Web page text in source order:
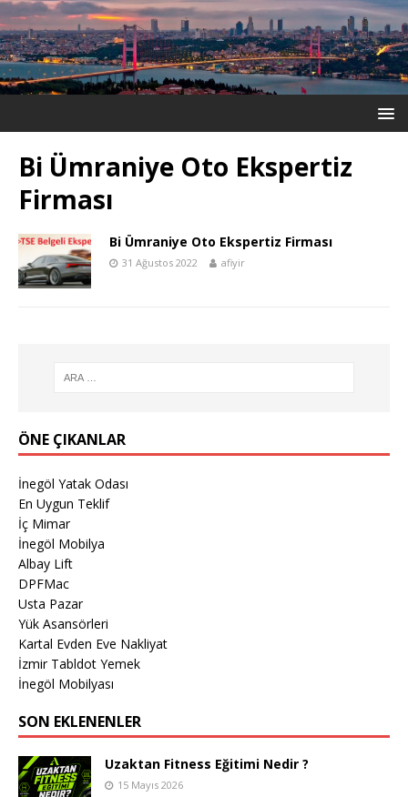
Bi Ümraniye Oto Ekspertiz
Firması
Bi Ümraniye Oto Ekspertiz Firması
31 Ağustos 2022 afiyir
ÖNE ÇIKANLAR
İnegöl Yatak Odası
En Uygun Teklif
İç Mimar
İnegöl Mobilya
Albay Lift
DPFMac
Usta Pazar
Yük Asansörleri
Kartal Evden Eve Nakliyat
İzmir Tabldot Yemek
İnegöl Mobilyası
SON EKLENENLER
Uzaktan Fitness Eğitimi Nedir ?
15 Mayıs 2026